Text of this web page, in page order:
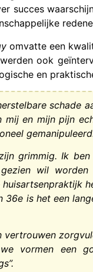
succes
omvatte een
ook
en
schade
mij en mijn pijn
grimmig. Ik
wil
36e is het een
vertrouwen
vormen een